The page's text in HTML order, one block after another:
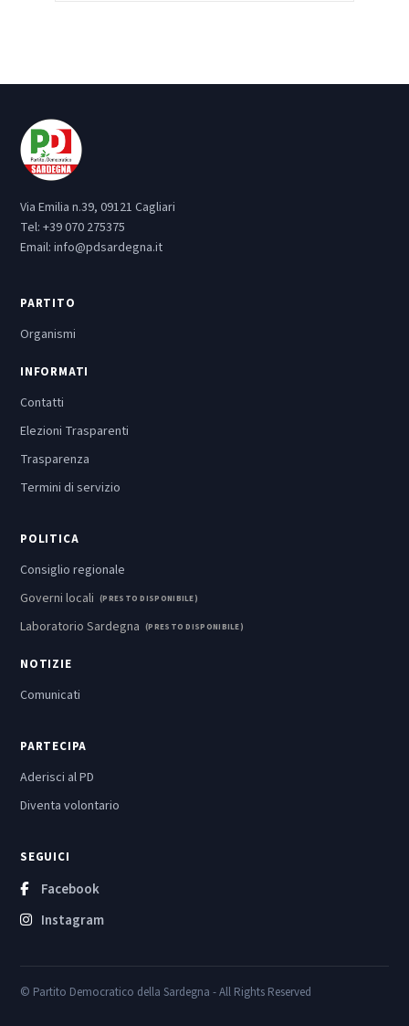
Via Emilia n.39, 09121 Cagliari
Tel: +39 070 275375
Email: info@pdsardegna.it
PARTITO
Organismi
INFORMATI
Contatti
Elezioni Trasparenti
Trasparenza
Termini di servizio
POLITICA
Consiglio regionale
Governi locali (PRESTO DISPONIBILE)
Laboratorio Sardegna (PRESTO DISPONIBILE)
NOTIZIE
Comunicati
PARTECIPA
Aderisci al PD
Diventa volontario
SEGUICI
Facebook
Instagram
© Partito Democratico della Sardegna - All Rights Reserved